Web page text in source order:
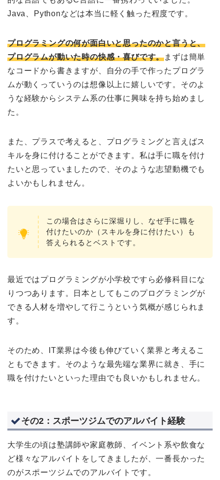
Java、Pythonなどは本当に軽く触った程度です。
プログラミングの何が面白いと思ったのかと言うと、
プログラムが動いた時の快感・喜びです。まずは簡単
なコードから書きますが、自分の手で作ったプログラ
ムが動くっていうのは想像以上に嬉しいです。そのよ
うな経験からシステム系の仕事に興味を持ち始めまし
た。
また、プラスで考えると、プログラミングと言えばス
キルを身に付けることができます。私は手に職を付け
たいと思っていましたので、そのような志望動機でも
よいかもしれません。
この場合はさらに深堀りし、なぜ手に職を
付けたいのか（スキルを身に付けたい）も
答えられるとベストです。
最近ではプログラミングが小学校ですら必修科目にな
りつつあります。日本としてもこのプログラミングが
できる人材を増やして行こうという気概が感じられま
す。
そのため、IT業界は今後も伸びていく業界と考えるこ
ともできます。そのような最先端な業界に就き、手に
職を付けたいといった理由でも良いかもしれません。
その2：スポーツジムでのアルバイト経験
大学生の頃は塾講師や家庭教師、イベント系や飲食な
ど様々なアルバイトをしてきましたが、一番長かった
のがスポーツジムでのアルバイトです。